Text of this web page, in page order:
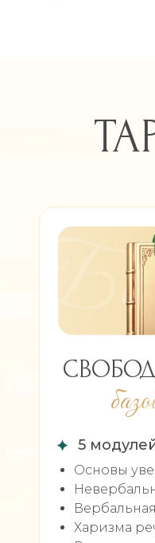
Основы
Харизма
5